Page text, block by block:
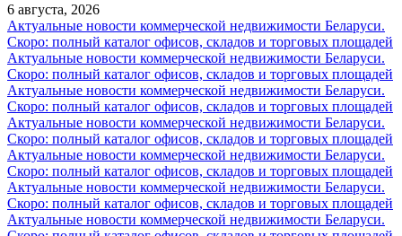
6 августа, 2026
Актуальные новости коммерческой недвижимости Беларуси.
Скоро: полный каталог офисов, складов и торговых площадей
Актуальные новости коммерческой недвижимости Беларуси.
Скоро: полный каталог офисов, складов и торговых площадей
Актуальные новости коммерческой недвижимости Беларуси.
Скоро: полный каталог офисов, складов и торговых площадей
Актуальные новости коммерческой недвижимости Беларуси.
Скоро: полный каталог офисов, складов и торговых площадей
Актуальные новости коммерческой недвижимости Беларуси.
Скоро: полный каталог офисов, складов и торговых площадей
Актуальные новости коммерческой недвижимости Беларуси.
Скоро: полный каталог офисов, складов и торговых площадей
Актуальные новости коммерческой недвижимости Беларуси.